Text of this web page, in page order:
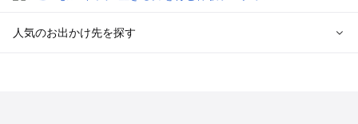
人気のお出かけ先を探す